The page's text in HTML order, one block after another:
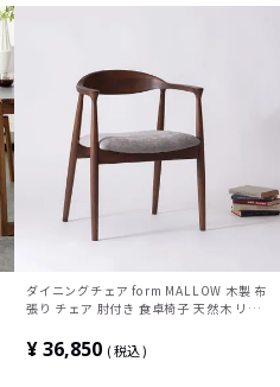
ダイニングチェア form MALLOW 木製 布
張り チェア 肘付き 食卓椅子 天然木 リビ
モダン ライトグレー チャコールグレー 完
成品
¥36,850 税込